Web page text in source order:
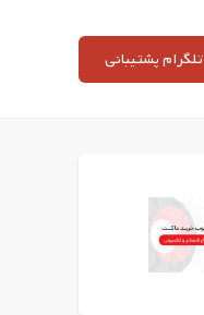
تلگرام پشتیبانی